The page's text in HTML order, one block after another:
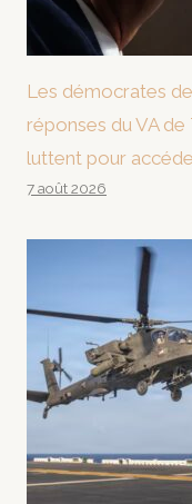
Les démocrates
réponses du VA
luttent pour
7 août 2026